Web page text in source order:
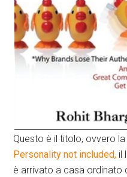
Questo è il titolo, ovvero
Personality not included, il
è arrivato a casa ordinato